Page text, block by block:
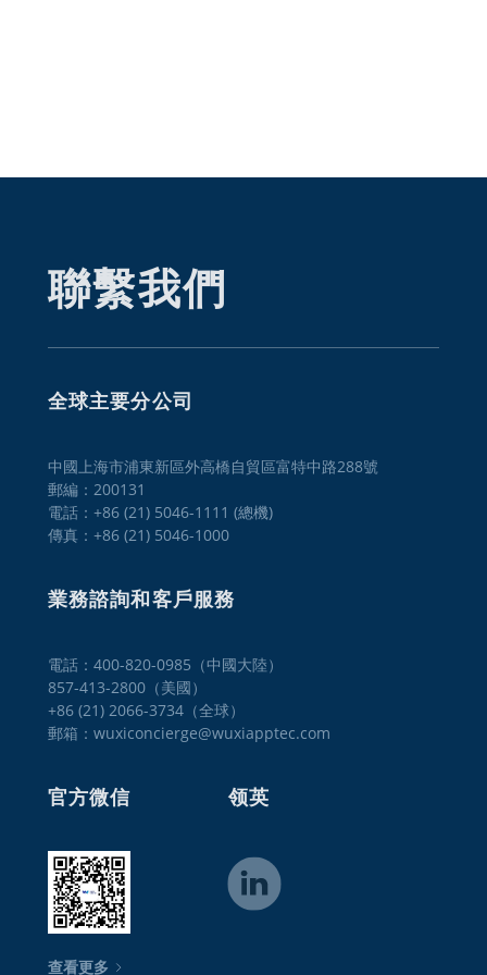
聯繫我們
全球主要分公司
中國上海市浦東新區外高橋自貿區富特中路288號
郵編：200131
電話：+86 (21) 5046-1111 (總機)
傳真：+86 (21) 5046-1000
業務諮詢和客戶服務
電話：400-820-0985（中國大陸）
857-413-2800（美國）
+86 (21) 2066-3734（全球）
郵箱：wuxiconcierge@wuxiapptec.com
官方微信 领英
查看更多